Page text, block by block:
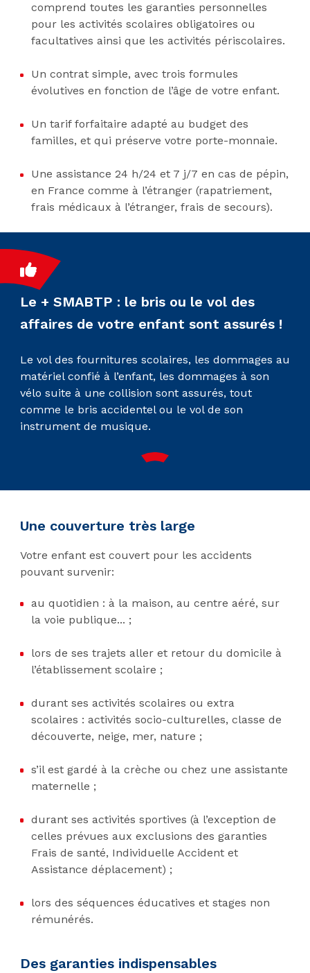
comprend toutes les garanties personnelles
pour les activités scolaires obligatoires ou
facultatives ainsi que les activités périscolaires.
Un contrat simple, avec trois formules
évolutives en fonction de l’âge de votre enfant.
Un tarif forfaitaire adapté au budget des
familles, et qui préserve votre porte-monnaie.
Une assistance 24 h/24 et 7 j/7 en cas de pépin,
en France comme à l’étranger (rapatriement,
frais médicaux à l’étranger, frais de secours).
Le + SMABTP : le bris ou le vol des
affaires de votre enfant sont assurés !
Le vol des fournitures scolaires, les dommages au
matériel confié à l’enfant, les dommages à son
vélo suite à une collision sont assurés, tout
comme le bris accidentel ou le vol de son
instrument de musique.
Une couverture très large
Votre enfant est couvert pour les accidents
pouvant survenir:
au quotidien : à la maison, au centre aéré, sur
la voie publique... ;
lors de ses trajets aller et retour du domicile à
l’établissement scolaire ;
durant ses activités scolaires ou extra
scolaires : activités socio-culturelles, classe de
découverte, neige, mer, nature ;
s’il est gardé à la crèche ou chez une assistante
maternelle ;
durant ses activités sportives (à l’exception de
celles prévues aux exclusions des garanties
Frais de santé, Individuelle Accident et
Assistance déplacement) ;
lors des séquences éducatives et stages non
rémunérés.
Des garanties indispensables